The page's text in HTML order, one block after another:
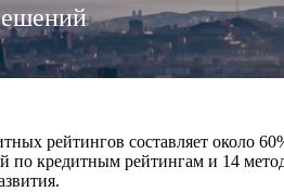
рейтингов составляет около
кредитным рейтингам и 14